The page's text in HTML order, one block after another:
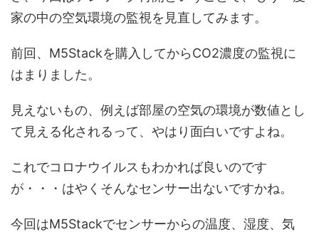
家の中の空気環境の監視を見直してみます。
前回、M5Stackを購入してからCO2濃度の監視に
はまりました。
見えないもの、例えば部屋の空気の環境が数値とし
て見える化されるって、やはり面白いですよね。
これでコロナウイルスもわかれば良いのです
が・・・はやくそんなセンサー出ないですかね。
今回はM5Stackでセンサーからの温度、湿度、気